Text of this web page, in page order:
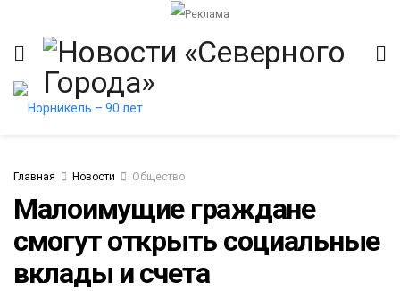
Главная Новости Общество
Малоимущие граждане
смогут открыть социальные
вклады и счета